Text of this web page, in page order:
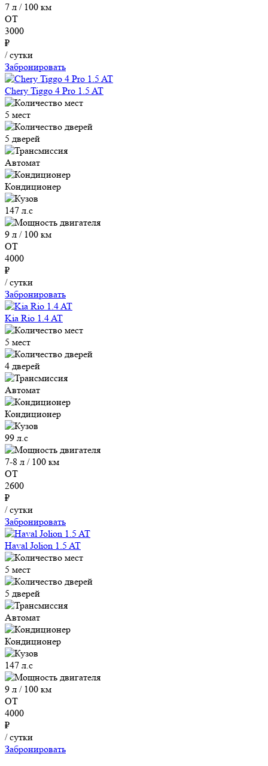
7 л / 100 км
ОТ
3000
₽
/ сутки
Забронировать
Chery Tiggo 4 Pro 1.5 AT
5 мест
5 дверей
Автомат
Кондиционер
147 л.с
9 л / 100 км
ОТ
4000
₽
/ сутки
Забронировать
Kia Rio 1.4 AT
5 мест
4 дверей
Автомат
Кондиционер
99 л.с
7-8 л / 100 км
ОТ
2600
₽
/ сутки
Забронировать
Haval Jolion 1.5 AT
5 мест
5 дверей
Автомат
Кондиционер
147 л.с
9 л / 100 км
ОТ
4000
₽
/ сутки
Забронировать